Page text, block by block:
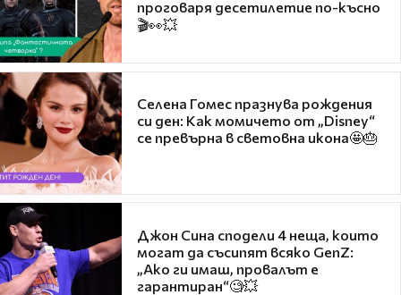
проговаря десетилетие по-късно
🎬👀💥
Селена Гомес празнува рождения
си ден: Как момичето от „Disney“
се превърна в световна икона🤩🎂
Джон Сина сподели 4 неща, които
могат да съсипят всяко GenZ:
„Ако ги имаш, провалът е
гарантиран“🧐💥